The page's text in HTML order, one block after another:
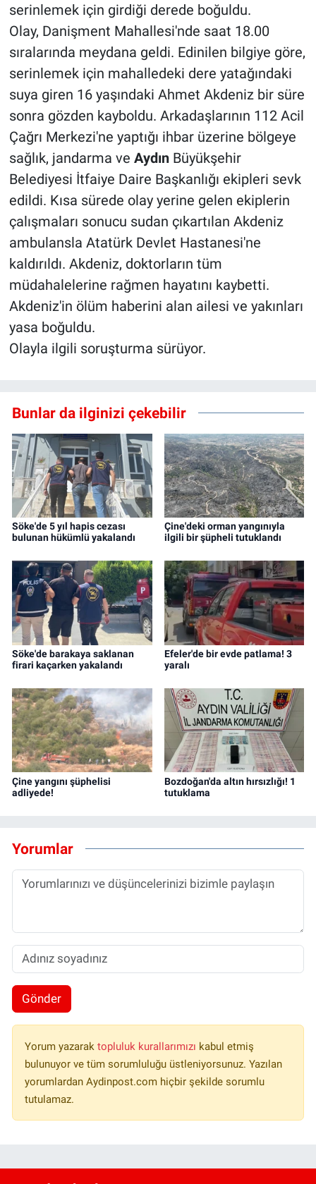
serinlemek için girdiği derede boğuldu.
Olay, Danişment Mahallesi'nde saat 18.00
sıralarında meydana geldi. Edinilen bilgiye göre,
serinlemek için mahalledeki dere yatağındaki
suya giren 16 yaşındaki Ahmet Akdeniz bir süre
sonra gözden kayboldu. Arkadaşlarının 112 Acil
Çağrı Merkezi'ne yaptığı ihbar üzerine bölgeye
sağlık, jandarma ve AydınBüyükşehir
Belediyesi İtfaiye Daire Başkanlığı ekipleri sevk
edildi. Kısa sürede olay yerine gelen ekiplerin
çalışmaları sonucu sudan çıkartılan Akdeniz
ambulansla Atatürk Devlet Hastanesi'ne
kaldırıldı. Akdeniz, doktorların tüm
müdahalelerine rağmen hayatını kaybetti.
Akdeniz'in ölüm haberini alan ailesi ve yakınları
yasa boğuldu.
Olayla ilgili soruşturma sürüyor.
Bunlar da ilginizi çekebilir
Söke'de 5 yıl hapis cezası
bulunan hükümlü yakalandı
Çine'deki orman yangınıyla
ilgili bir şüpheli tutuklandı
Söke'de barakaya saklanan
firari kaçarken yakalandı
Efeler'de bir evde patlama! 3
yaralı
Çine yangını şüphelisi
adliyede!
Bozdoğan'da altın hırsızlığı! 1
tutuklama
Yorumlar
Gönder
Yorum yazarak topluluk kurallarımızı kabul etmiş
bulunuyor ve tüm sorumluluğu üstleniyorsunuz. Yazılan
yorumlardan Aydinpost.com hiçbir şekilde sorumlu
tutulamaz.